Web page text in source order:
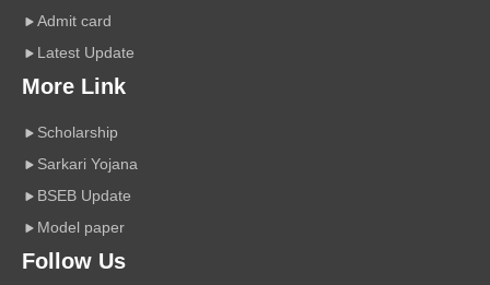
Admit card
Latest Update
More Link
Scholarship
Sarkari Yojana
BSEB Update
Model paper
Follow Us